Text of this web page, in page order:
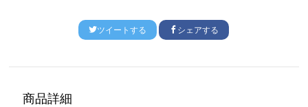
ツイートする シェアする
商品詳細